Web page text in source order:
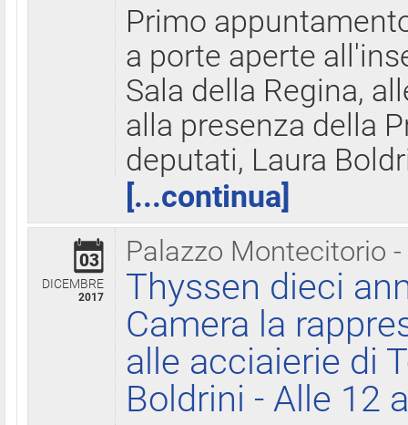
Primo
a porte aperte
Sala della Regina,
alla presenza della
deputati, Laura
[...continua]
Palazzo Montecitorio
03
DICEMBRE
2017
Thyssen dieci
Camera la
alle acciaierie di
Boldrini - Alle 12